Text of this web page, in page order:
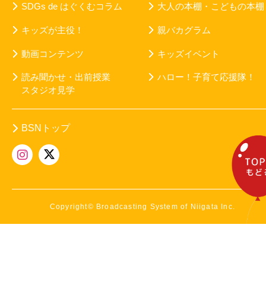
SDGs de はぐくむコラム 大人の本棚・こどもの本棚
キッズが主役！ 親バカグラム
動画コンテンツ キッズイベント
読み聞かせ・出前授業
スタジオ見学
ハロー！子育て応援隊！
BSNトップ
Copyright© Broadcasting System of Niigata Inc.